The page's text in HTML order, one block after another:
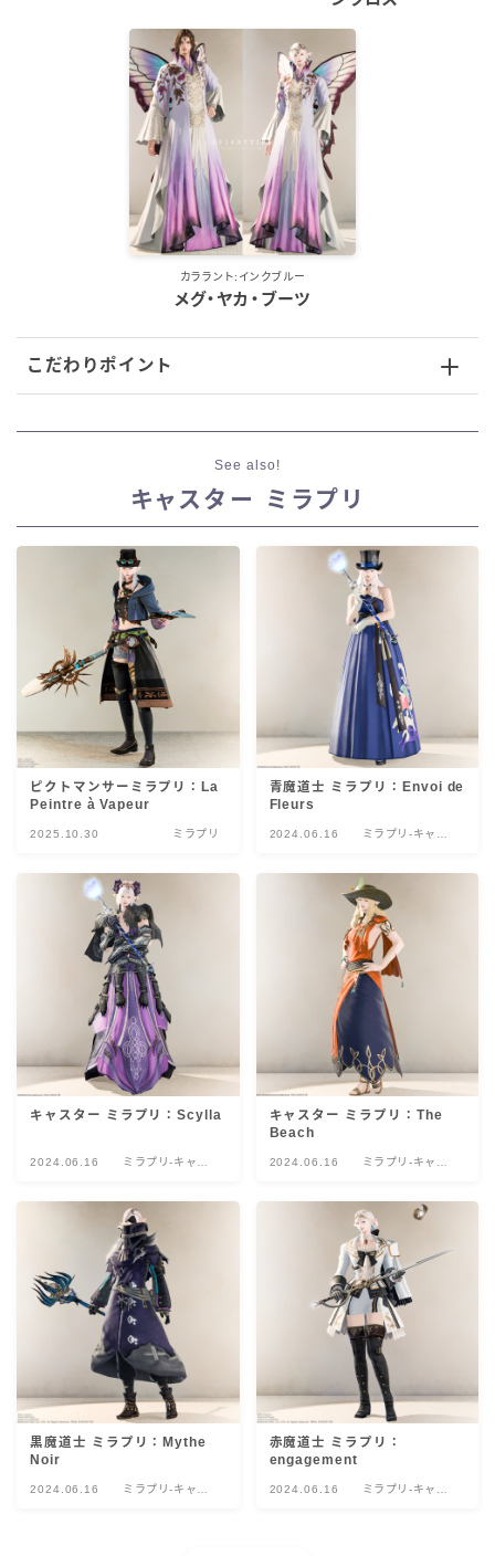
ロングスカート
インナーパンツ付きスカート
ショートパンツ
四分丈
八分丈
極シタデル・ボズヤ追憶戦
カララント:インクブルー
メグ・ヤカ・ブーツ
こだわりポイント
See also!
キャスター ミラプリ
ピクトマンサーミラプリ：La
Peintre à Vapeur
2025.10.30 ミラプリ
青魔道士 ミラプリ：Envoi de
Fleurs
2024.06.16
ミラプリ-キャス
キャスター ミラプリ：Scylla
2024.06.16
ミラプリ-キャス
キャスター ミラプリ：The
Beach
2024.06.16
ミラプリ-キャス
黒魔道士 ミラプリ：Mythe
Noir
2024.06.16
ミラプリ-キャス
赤魔道士 ミラプリ：
engagement
2024.06.16
ミラプリ-キャス